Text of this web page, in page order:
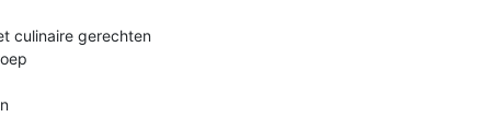
culinaire gerechten